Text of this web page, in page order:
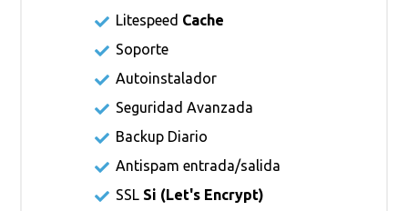
Litespeed Cache
Soporte
Autoinstalador
Seguridad Avanzada
Backup Diario
Antispam entrada/salida
SSL Si (Let's Encrypt)